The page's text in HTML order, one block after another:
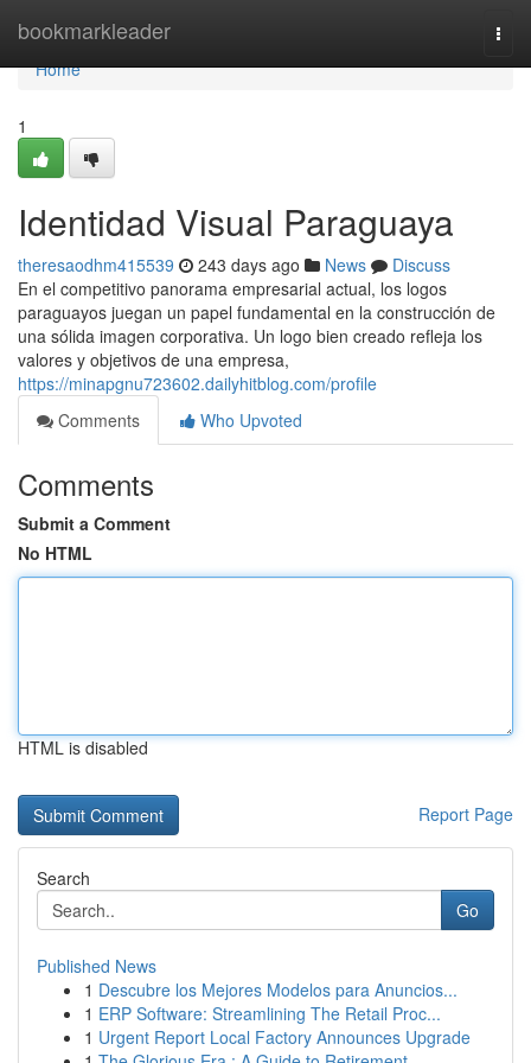
bookmarkleader
Home
Home
1
Identidad Visual Paraguaya
theresaodhm415539 243 days ago News
Discuss
En el competitivo panorama empresarial actual, los logos
paraguayos juegan un papel fundamental en la construcción de
una sólida imagen corporativa. Un logo bien creado refleja los
valores y objetivos de una empresa,
https://minapgnu723602.dailyhitblog.com/profile
Comments
Who Upvoted
Comments
Submit a Comment
No HTML
HTML is disabled
Report Page
Search
Go
Published News
1 Descubre los Mejores Modelos para Anuncios...
1 ERP Software: Streamlining The Retail Proc...
1 Urgent Report Local Factory Announces Upgrade